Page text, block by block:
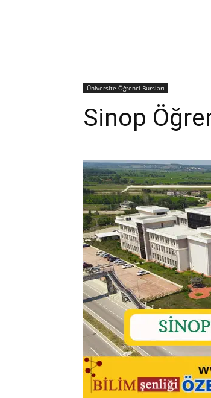
Üniversite Öğrenci Bursları
Sinop